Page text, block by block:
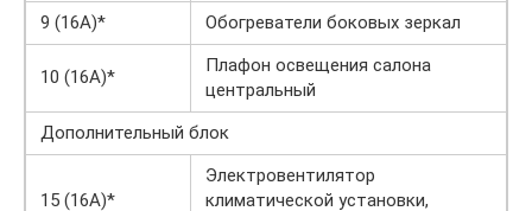
9 (16А)*
Обогреватели боковых зеркал
10 (16А)*
Плафон освещения салона
центральный
Дополнительный блок
15 (16А)*
Электровентилятор
климатической установки,